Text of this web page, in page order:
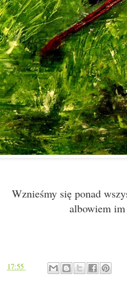
Wznieśmy się ponad
albowiem
17:55